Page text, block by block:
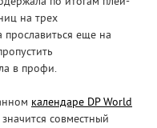
на трех
прославиться еще на
в профи.
календаре DP World
совместный